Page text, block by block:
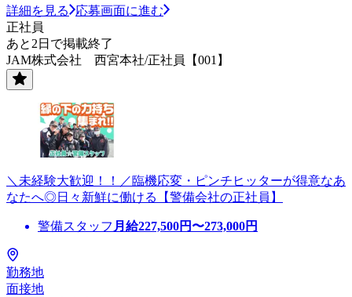
詳細を見る
応募画面に進む
正社員
あと2日で掲載終了
JAM株式会社 西宮本社/正社員【001】
＼未経験大歓迎！！／臨機応変・ピンチヒッターが得意なあ
なたへ◎日々新鮮に働ける【警備会社の正社員】
警備スタッフ 月給227,500円〜273,000円
勤務地
面接地